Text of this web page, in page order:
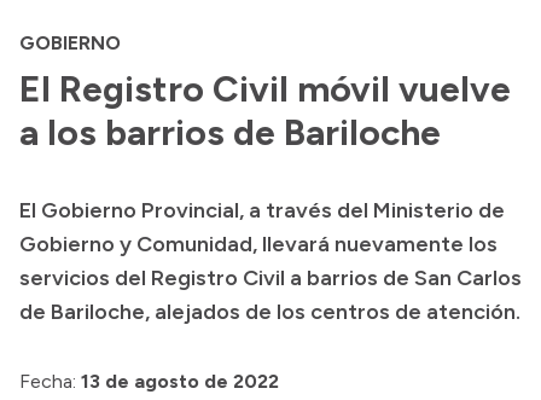
Discursos en la Legislatura
Casa de Gobierno
Acerca de Río Negro
Geografía
GOBIERNO
El Registro Civil móvil vuelve
a los barrios de Bariloche
El Gobierno Provincial, a través del Ministerio de
Gobierno y Comunidad, llevará nuevamente los
servicios del Registro Civil a barrios de San Carlos
de Bariloche, alejados de los centros de atención.
Fecha: 13 de agosto de 2022